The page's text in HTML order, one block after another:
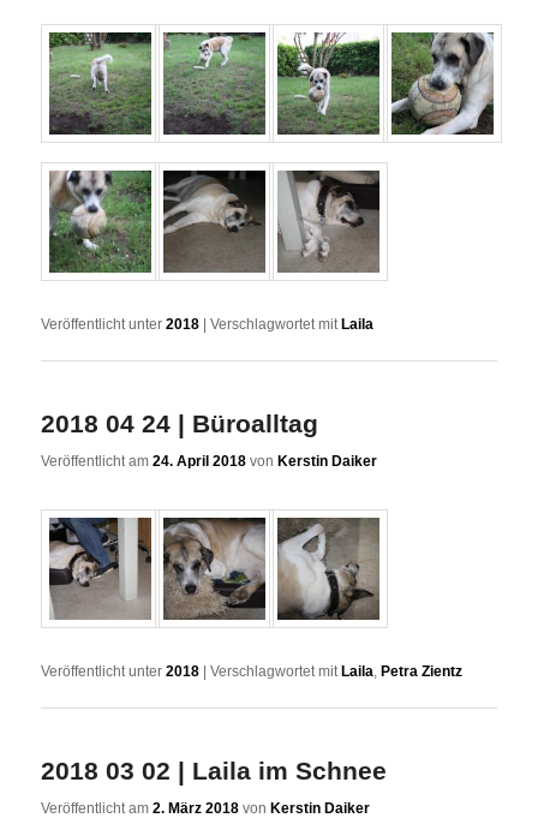
Veröffentlicht unter 2018 |Verschlagwortet mit Laila
2018 04 24 | Büroalltag
Veröffentlicht am24. April 2018 vonKerstin Daiker
Veröffentlicht unter 2018 |Verschlagwortet mit Laila, Petra Zientz
2018 03 02 | Laila im Schnee
Veröffentlicht am2. März 2018 vonKerstin Daiker